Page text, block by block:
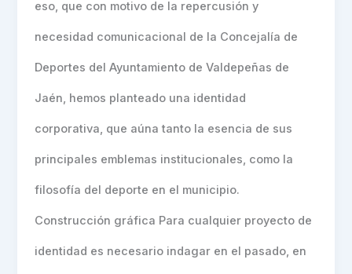
eso, que con motivo de la repercusión y
necesidad comunicacional de la Concejalía de
Deportes del Ayuntamiento de Valdepeñas de
Jaén, hemos planteado una identidad
corporativa, que aúna tanto la esencia de sus
principales emblemas institucionales, como la
filosofía del deporte en el municipio.
Construcción gráfica Para cualquier proyecto de
identidad es necesario indagar en el pasado, en